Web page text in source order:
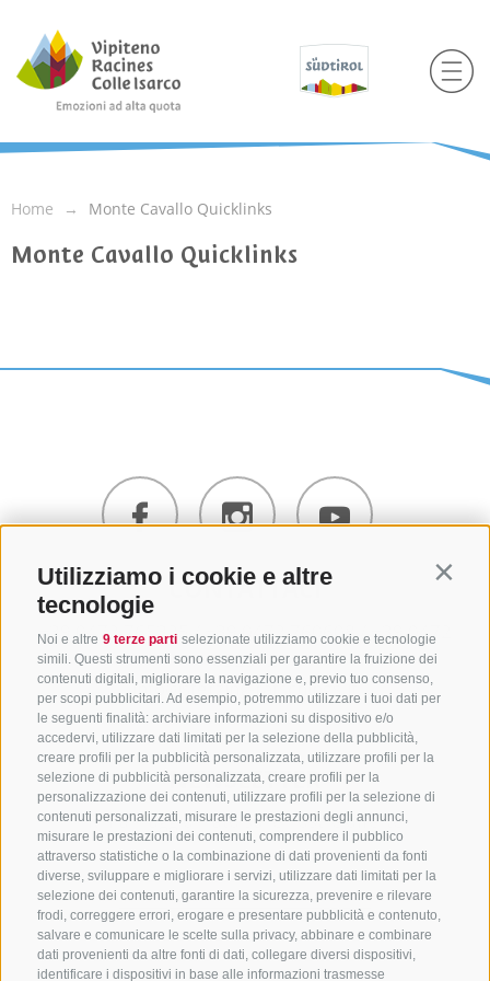
Utilizziamo i cookie e altre
tecnologie
Noi e altre 9 terze parti selezionate utilizziamo cookie e tecnologie
simili. Questi strumenti sono essenziali per garantire la fruizione dei
contenuti digitali, migliorare la navigazione e, previo tuo consenso,
per scopi pubblicitari. Ad esempio, potremmo utilizzare i tuoi dati per
le seguenti finalità: archiviare informazioni su dispositivo e/o
accedervi, utilizzare dati limitati per la selezione della pubblicità,
creare profili per la pubblicità personalizzata, utilizzare profili per la
selezione di pubblicità personalizzata, creare profili per la
personalizzazione dei contenuti, utilizzare profili per la selezione di
contenuti personalizzati, misurare le prestazioni degli annunci,
misurare le prestazioni dei contenuti, comprendere il pubblico
attraverso statistiche o la combinazione di dati provenienti da fonti
diverse, sviluppare e migliorare i servizi, utilizzare dati limitati per la
selezione dei contenuti, garantire la sicurezza, prevenire e rilevare
frodi, correggere errori, erogare e presentare pubblicità e contenuto,
salvare e comunicare le scelte sulla privacy, abbinare e combinare
dati provenienti da altre fonti di dati, collegare diversi dispositivi,
identificare i dispositivi in base alle informazioni trasmesse
Home Monte Cavallo Quicklinks
Monte Cavallo Quicklinks
CONTATTACI
+39 0472 765325/+39 0472 760608/+39 0472
632372
info@sterzing-ratschings.it
NEWSLETTER
Rimani aggiornato sulle nostre offerte